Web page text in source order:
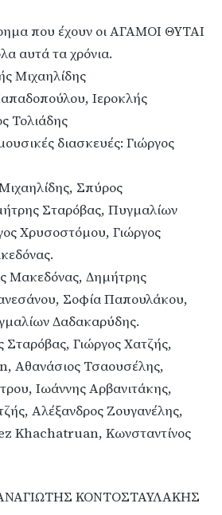
που έχουν οι ΑΓΑΜΟΙ ΘΥΤΑΙ
αυτά τα χρόνια.
Μιχαηλίδης
Ιεροκλής
Τολιάδης
διασκευές: Γιώργος
Σπύρος
Σταρόβας, Πυγμαλίων
Χρυσοστόμου, Γιώργος
Μακεδόνας, Δημήτρης
Σοφία Παπουλάκου,
Δαδακαρύδης.
Γιώργος Χατζής,
Αθανάσιος Τσαουσέλης,
Ιωάννης Αρβανιτάκης,
Αλέξανδρος Ζουγανέλης,
Khachatruan, Κωνσταντίνος
ΚΟΝΤΟΣΤΑΥΛΑΚΗΣ